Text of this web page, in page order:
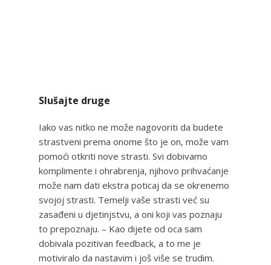
Slušajte druge
Iako vas nitko ne može nagovoriti da budete
strastveni prema onome što je on, može vam
pomoći otkriti nove strasti. Svi dobivamo
komplimente i ohrabrenja, njihovo prihvaćanje
može nam dati ekstra poticaj da se okrenemo
svojoj strasti. Temelji vaše strasti već su
zasađeni u djetinjstvu, a oni koji vas poznaju
to prepoznaju. – Kao dijete od oca sam
dobivala pozitivan feedback, a to me je
motiviralo da nastavim i još više se trudim.